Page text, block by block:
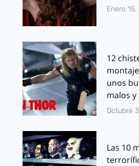
Enero 15,
12
unos
malos
Octubre
Las 10